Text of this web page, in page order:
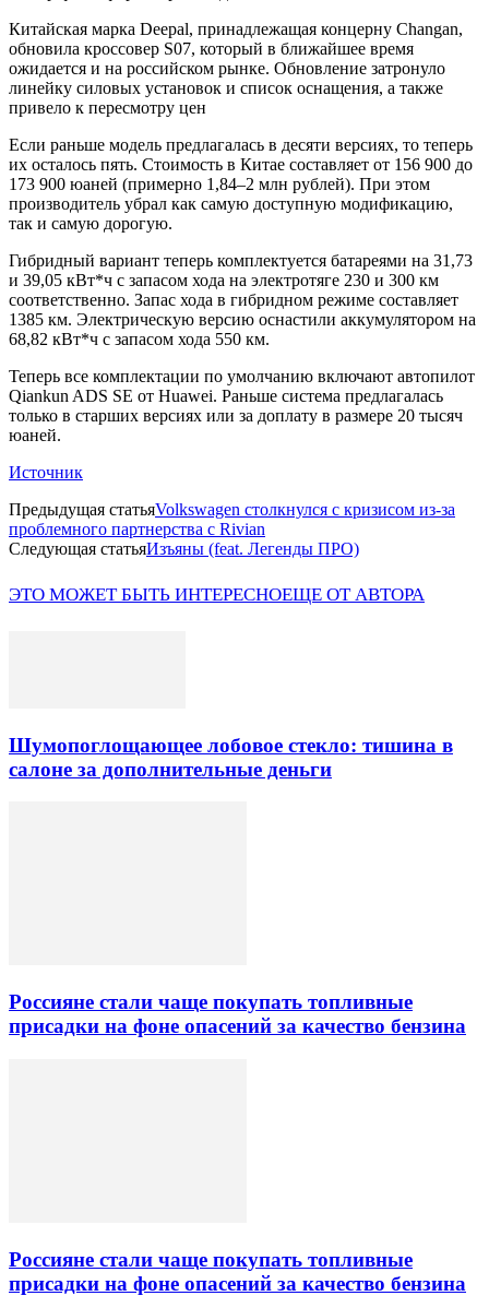
Китайская марка Deepal, принадлежащая концерну Changan,
обновила кроссовер S07, который в ближайшее время
ожидается и на российском рынке. Обновление затронуло
линейку силовых установок и список оснащения, а также
привело к пересмотру цен
Если раньше модель предлагалась в десяти версиях, то теперь
их осталось пять. Стоимость в Китае составляет от 156 900 до
173 900 юаней (примерно 1,84–2 млн рублей). При этом
производитель убрал как самую доступную модификацию,
так и самую дорогую.
Гибридный вариант теперь комплектуется батареями на 31,73
и 39,05 кВт*ч с запасом хода на электротяге 230 и 300 км
соответственно. Запас хода в гибридном режиме составляет
1385 км. Электрическую версию оснастили аккумулятором на
68,82 кВт*ч с запасом хода 550 км.
Теперь все комплектации по умолчанию включают автопилот
Qiankun ADS SE от Huawei. Раньше система предлагалась
только в старших версиях или за доплату в размере 20 тысяч
юаней.
Источник
Предыдущая статьяVolkswagen столкнулся с кризисом из-за
проблемного партнерства с Rivian
Следующая статьяИзъяны (feat. Легенды ПРО)
ЭТО МОЖЕТ БЫТЬ ИНТЕРЕСНОЕЩЕ ОТ АВТОРА
Шумопоглощающее лобовое стекло: тишина в
салоне за дополнительные деньги
Россияне стали чаще покупать топливные
присадки на фоне опасений за качество бензина
Россияне стали чаще покупать топливные
присадки на фоне опасений за качество бензина